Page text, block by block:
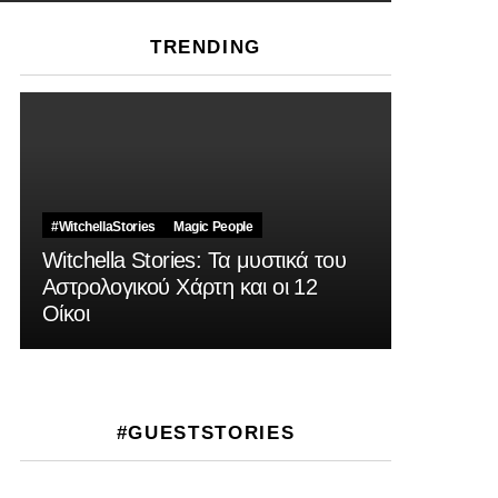
TRENDING
#WitchellaStories Magic People
Witchella Stories: Τα μυστικά του
Αστρολογικού Χάρτη και οι 12
Οίκοι
#GUESTSTORIES